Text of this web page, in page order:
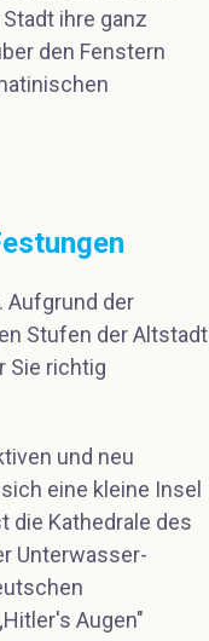
ihre ganz
den Fenstern
Aufgrund der
Stufen der Altstadt
Sie richtig
und neu
eine kleine Insel
die Kathedrale des
Unterwasser-
Augen"